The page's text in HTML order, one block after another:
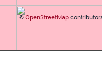
© OpenStreetMap